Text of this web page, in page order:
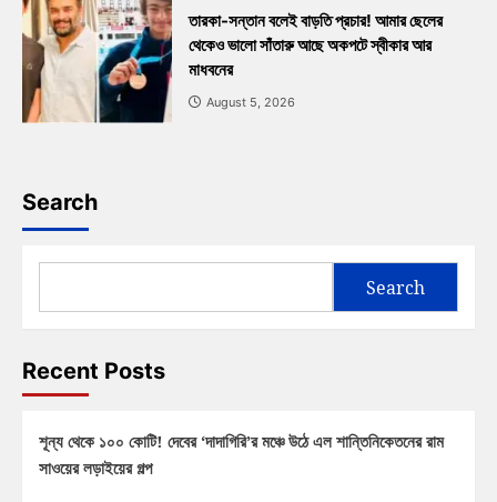
তারকা-সন্তান বলেই বাড়তি প্রচার! আমার ছেলের
থেকেও ভালো সাঁতারু আছে অকপটে স্বীকার আর
মাধবনের
August 5, 2026
Search
Search
Recent Posts
শূন্য থেকে ১০০ কোটি! দেবের ‘দাদাগিরি’র মঞ্চে উঠে এল শান্তিনিকেতনের রাম
সাওয়ের লড়াইয়ের গল্প